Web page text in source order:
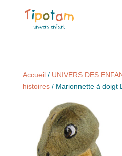
Accueil/ UNIVERS DES
histoires/ Marionnette à doigt